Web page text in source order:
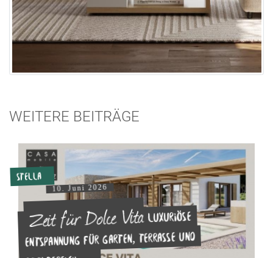
WEITERE BEITRÄGE
Stella
10. Juni 2026
Zeit für Dolce VitaLuxuriöse
Entspannung für Garten, Terrasse und